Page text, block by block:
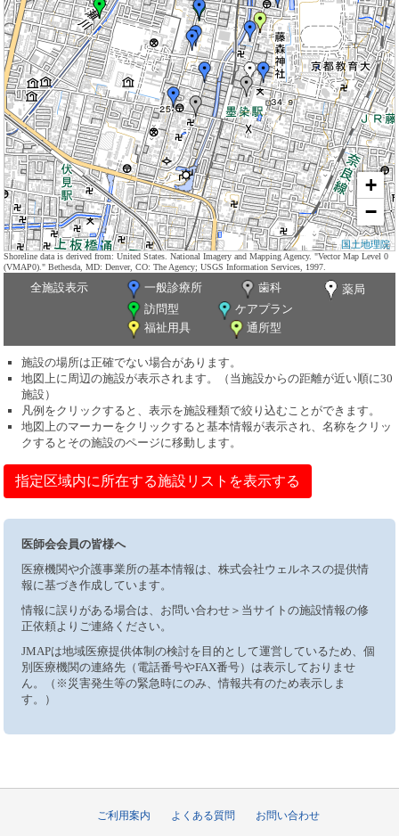
+
−
国土地理院
Shoreline data is derived from: United States. National Imagery and Mapping Agency. "Vector Map Level 0
(VMAP0)." Bethesda, MD: Denver, CO: The Agency; USGS Information Services, 1997.
全施設表示 一般診療所 歯科
薬局
訪問型
ケアプラン
福祉用具
通所型
施設の場所は正確でない場合があります。
地図上に周辺の施設が表示されます。（当施設からの距離が近い順に30
施設）
凡例をクリックすると、表示を施設種類で絞り込むことができます。
地図上のマーカーをクリックすると基本情報が表示され、名称をクリッ
クするとその施設のページに移動します。
指定区域内に所在する施設リストを表示する
医師会会員の皆様へ
医療機関や介護事業所の基本情報は、株式会社ウェルネスの提供情
報に基づき作成しています。
情報に誤りがある場合は、お問い合わせ＞当サイトの施設情報の修
正依頼よりご連絡ください。
JMAPは地域医療提供体制の検討を目的として運営しているため、個
別医療機関の連絡先（電話番号やFAX番号）は表示しておりませ
ん。（※災害発生等の緊急時にのみ、情報共有のため表示しま
す。）
ご利用案内 よくある質問 お問い合わせ